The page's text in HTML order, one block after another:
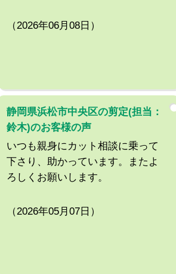
（2026年06月08日）
静岡県浜松市中央区の剪定(担当：
鈴木)のお客様の声
いつも親身にカット相談に乗って
下さり、助かっています。またよ
ろしくお願いします。
（2026年05月07日）